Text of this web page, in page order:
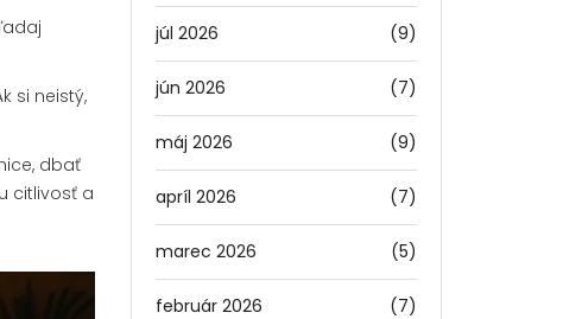
si neistý,
dbať
citlivosť a
júl 2026 (9)
jún 2026 (7)
máj 2026 (9)
apríl 2026 (7)
marec 2026 (5)
február 2026 (7)